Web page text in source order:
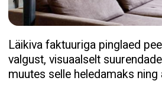
Arvuta hind
Faktuurist